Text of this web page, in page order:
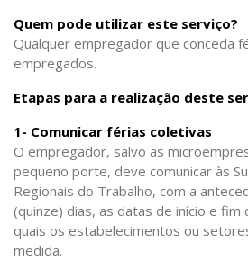
Quem pode utilizar este serviço?
Qualquer empregador que conceda
empregados.
Etapas para a realização deste
1- Comunicar férias coletivas
O empregador, salvo as
pequeno porte, deve comunicar às
Regionais do Trabalho, com a
(quinze) dias, as datas de início e fim
quais os estabelecimentos ou
medida.